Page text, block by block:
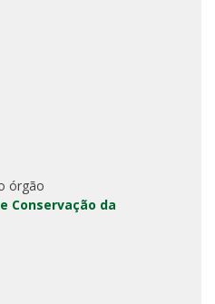
órgão
Conservação da